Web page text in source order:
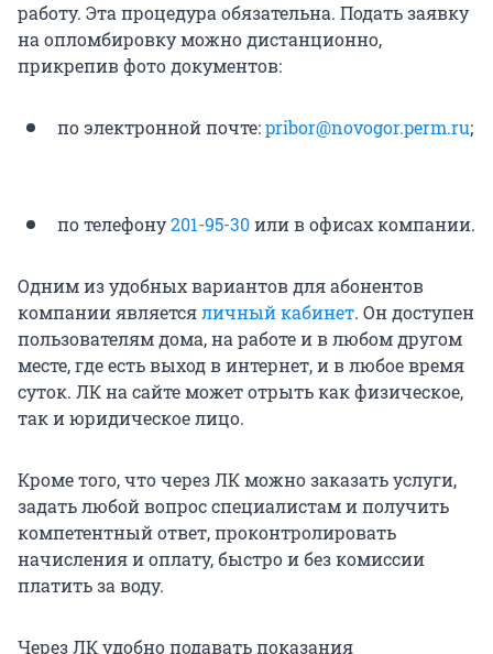
работу. Эта процедура обязательна. Подать заявку
на опломбировку можно дистанционно,
прикрепив фото документов:
по электронной почте:pribor@novogor.perm.ru;
по телефону201-95-30или в офисах компании.
Одним из удобных вариантов для абонентов
компании являетсяличный кабинет. Он доступен
пользователям дома, на работе и в любом другом
месте, где есть выход в интернет, и в любое время
суток. ЛК на сайте может отрыть как физическое,
так и юридическое лицо.
Кроме того, что через ЛК можно заказать услуги,
задать любой вопрос специалистам и получить
компетентный ответ, проконтролировать
начисления и оплату, быстро и без комиссии
платить за воду.
Через ЛК удобно подавать показания